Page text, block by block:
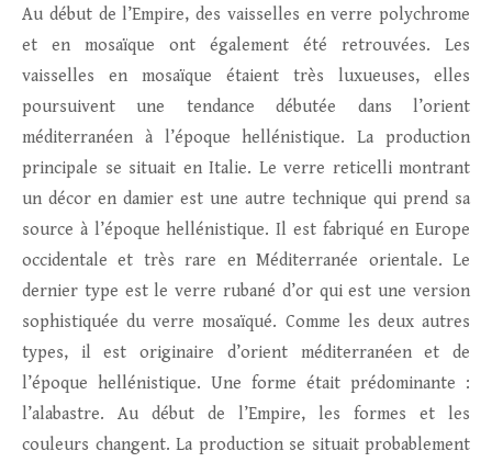
Au début de l’Empire, des vaisselles en verre polychrome
et en mosaïque ont également été retrouvées. Les
vaisselles en mosaïque étaient très luxueuses, elles
poursuivent une tendance débutée dans l’orient
méditerranéen à l’époque hellénistique. La production
principale se situait en Italie. Le verre reticelli montrant
un décor en damier est une autre technique qui prend sa
source à l’époque hellénistique. Il est fabriqué en Europe
occidentale et très rare en Méditerranée orientale. Le
dernier type est le verre rubané d’or qui est une version
sophistiquée du verre mosaïqué. Comme les deux autres
types, il est originaire d’orient méditerranéen et de
l’époque hellénistique. Une forme était prédominante :
l’alabastre. Au début de l’Empire, les formes et les
couleurs changent. La production se situait probablement